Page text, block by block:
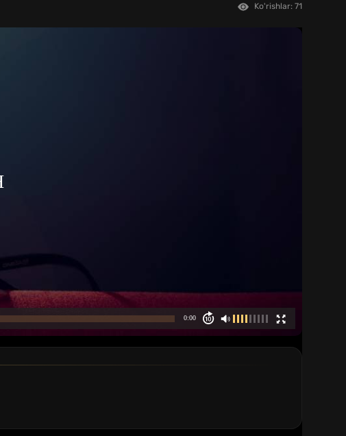
Ko'rishlar: 71